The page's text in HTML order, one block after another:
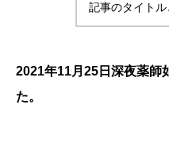
記事のタイト
2021年11月25日深夜薬師
た。